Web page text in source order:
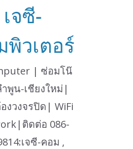
เจซี-
พิวเตอร์
| ซ่อมโน๊
พูน-เชียงใหม่|
งวงจรปิด| WiFi
ติดต่อ 086-
เจซี-คอม ,